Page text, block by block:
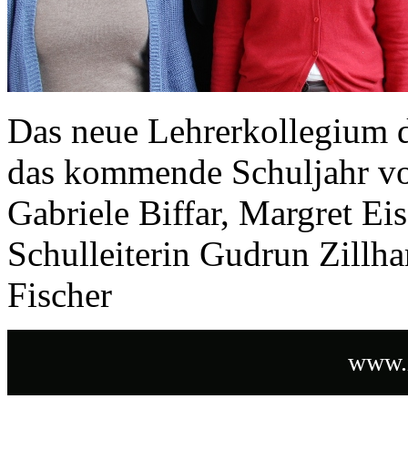
Das neue Lehrerkollegium
das kommende Schuljahr
Gabriele Biffar, Margret
Schulleiterin Gudrun
Fischer